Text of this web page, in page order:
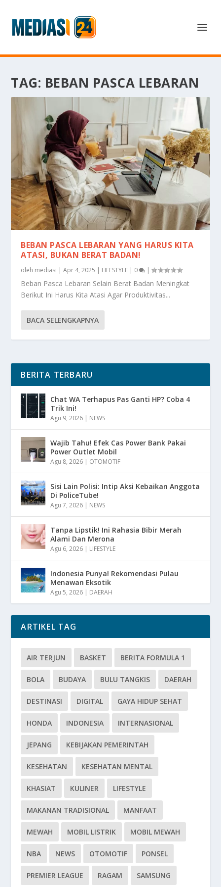
TAG: BEBAN PASCA LEBARAN
BEBAN PASCA LEBARAN YANG HARUS KITA
ATASI, BUKAN BERAT BADAN!
oleh mediasi |Apr 4, 2025 | LIFESTYLE | 0 |
Beban Pasca Lebaran Selain Berat Badan Meningkat
Berikut Ini Harus Kita Atasi Agar Produktivitas...
BACA SELENGKAPNYA
BERITA TERBARU
Chat WA Terhapus Pas Ganti HP? Coba 4
Trik Ini!
Agu 9, 2026 | NEWS
Wajib Tahu! Efek Cas Power Bank Pakai
Power Outlet Mobil
Agu 8, 2026 | OTOMOTIF
Sisi Lain Polisi: Intip Aksi Kebaikan Anggota
Di PoliceTube!
Agu 7, 2026 | NEWS
Tanpa Lipstik! Ini Rahasia Bibir Merah
Alami Dan Merona
Agu 6, 2026 | LIFESTYLE
Indonesia Punya! Rekomendasi Pulau
Menawan Eksotik
Agu 5, 2026 | DAERAH
ARTIKEL TAG
AIR TERJUN BASKET BERITA FORMULA 1
BOLA BUDAYA BULU TANGKIS DAERAH
DESTINASI DIGITAL GAYA HIDUP SEHAT
HONDA INDONESIA INTERNASIONAL
JEPANG KEBIJAKAN PEMERINTAH
KESEHATAN KESEHATAN MENTAL
KHASIAT KULINER LIFESTYLE
MAKANAN TRADISIONAL MANFAAT
MEWAH MOBIL LISTRIK MOBIL MEWAH
NBA NEWS OTOMOTIF PONSEL
PREMIER LEAGUE RAGAM SAMSUNG